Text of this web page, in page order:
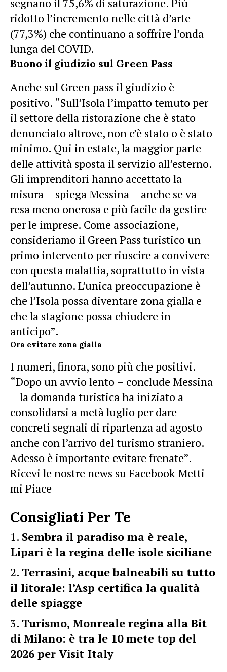
ridotto l’incremento nelle città d’arte
(77,3%) che continuano a soffrire l’onda
lunga del COVID.
Buono il giudizio sul Green Pass
Anche sul Green pass il giudizio è
positivo. “Sull’Isola l’impatto temuto per
il settore della ristorazione che è stato
denunciato altrove, non c’è stato o è stato
minimo. Qui in estate, la maggior parte
delle attività sposta il servizio all’esterno.
Gli imprenditori hanno accettato la
misura – spiega Messina – anche se va
resa meno onerosa e più facile da gestire
per le imprese. Come associazione,
consideriamo il Green Pass turistico un
primo intervento per riuscire a convivere
con questa malattia, soprattutto in vista
dell’autunno. L’unica preoccupazione è
che l’Isola possa diventare zona gialla e
che la stagione possa chiudere in
anticipo”.
Ora evitare zona gialla
I numeri, finora, sono più che positivi.
“Dopo un avvio lento – conclude Messina
– la domanda turistica ha iniziato a
consolidarsi a metà luglio per dare
concreti segnali di ripartenza ad agosto
anche con l’arrivo del turismo straniero.
Adesso è importante evitare frenate”.
Ricevi le nostre news su Facebook Metti
mi Piace
Consigliati Per Te
Sembra il paradiso ma è reale,
Lipari è la regina delle isole siciliane
Terrasini, acque balneabili su tutto
il litorale: l’Asp certifica la qualità
delle spiagge
Turismo, Monreale regina alla Bit
di Milano: è tra le 10 mete top del
2026 per Visit Italy